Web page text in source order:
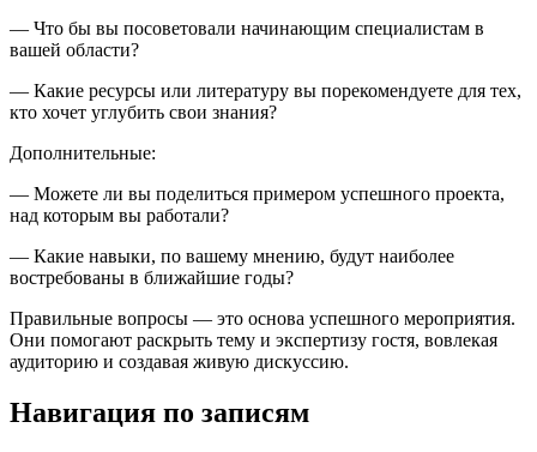
— Что бы вы посоветовали начинающим специалистам в
вашей области?
— Какие ресурсы или литературу вы порекомендуете для тех,
кто хочет углубить свои знания?
Дополнительные:
— Можете ли вы поделиться примером успешного проекта,
над которым вы работали?
— Какие навыки, по вашему мнению, будут наиболее
востребованы в ближайшие годы?
Правильные вопросы — это основа успешного мероприятия.
Они помогают раскрыть тему и экспертизу гостя, вовлекая
аудиторию и создавая живую дискуссию.
Навигация по записям